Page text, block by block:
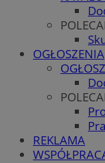
OGŁOSZENIA
REKLAMA